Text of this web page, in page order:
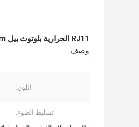
RJ11 الحرارية بلوتوث بيل 80mm استلام الطابعة USB Lan مع قاطع تلقائي
وصف
اللون:
تسليط الضوء: